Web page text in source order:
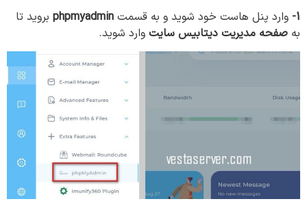
1- وارد پنل هاست خود شوید و به قسمت phpmyadmin بروید تا
به صفحه مدیریت دیتابیس سایت وارد شوید.